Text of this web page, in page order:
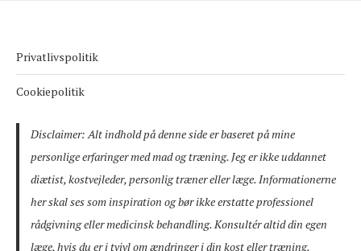
Privatlivspolitik
Cookiepolitik
Disclaimer: Alt indhold på denne side er baseret på mine
personlige erfaringer med mad og træning. Jeg er ikke uddannet
diætist, kostvejleder, personlig træner eller læge. Informationerne
her skal ses som inspiration og bør ikke erstatte professionel
rådgivning eller medicinsk behandling. Konsultér altid din egen
læge, hvis du er i tvivl om ændringer i din kost eller træning.